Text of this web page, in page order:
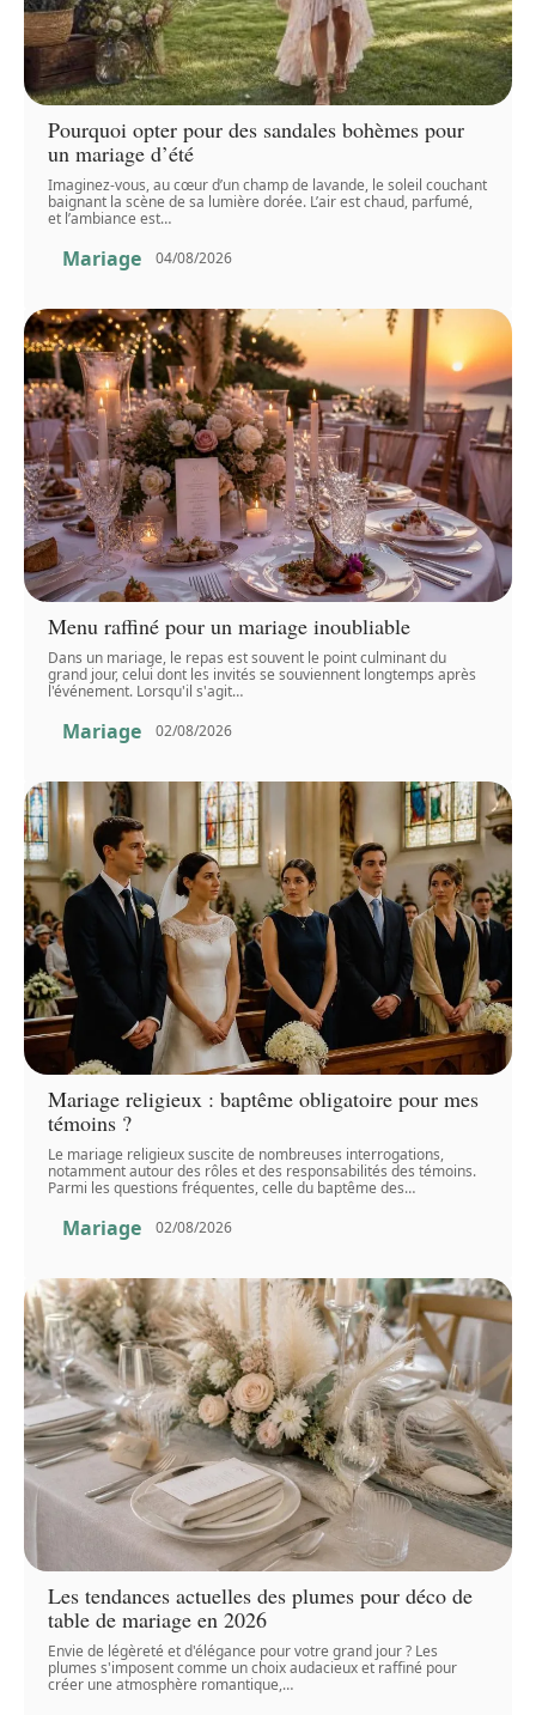
Pourquoi opter pour des sandales bohèmes pour
un mariage d’été
Imaginez-vous, au cœur d’un champ de lavande, le soleil couchant
baignant la scène de sa lumière dorée. L’air est chaud, parfumé,
et l’ambiance est…
Mariage 04/08/2026
Menu raffiné pour un mariage inoubliable
Dans un mariage, le repas est souvent le point culminant du
grand jour, celui dont les invités se souviennent longtemps après
l'événement. Lorsqu'il s'agit…
Mariage 02/08/2026
Mariage religieux : baptême obligatoire pour mes
témoins ?
Le mariage religieux suscite de nombreuses interrogations,
notamment autour des rôles et des responsabilités des témoins.
Parmi les questions fréquentes, celle du baptême des…
Mariage 02/08/2026
Les tendances actuelles des plumes pour déco de
table de mariage en 2026
Envie de légèreté et d'élégance pour votre grand jour ? Les
plumes s'imposent comme un choix audacieux et raffiné pour
créer une atmosphère romantique,…